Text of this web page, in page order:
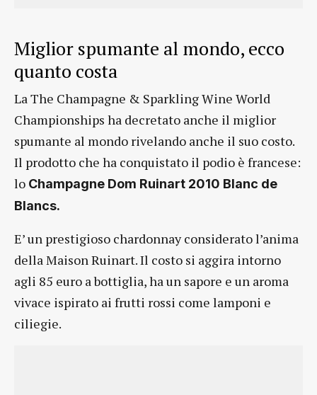
Miglior spumante al mondo, ecco
quanto costa
La The Champagne & Sparkling Wine World
Championships ha decretato anche il miglior
spumante al mondo rivelando anche il suo costo.
Il prodotto che ha conquistato il podio è francese:
lo Champagne Dom Ruinart 2010 Blanc de
Blancs.
E’ un prestigioso chardonnay considerato l’anima
della Maison Ruinart. Il costo si aggira intorno
agli 85 euro a bottiglia, ha un sapore e un aroma
vivace ispirato ai frutti rossi come lamponi e
ciliegie.